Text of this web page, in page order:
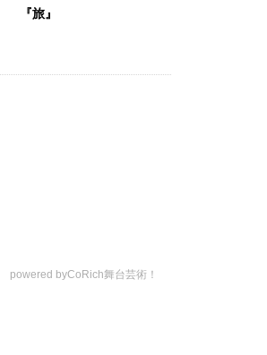
『旅』
powered byCoRich舞台芸術！